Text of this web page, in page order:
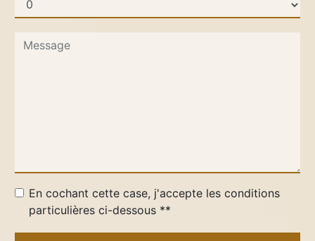
En cochant cette case, j'accepte les conditions
particulières ci-dessous **